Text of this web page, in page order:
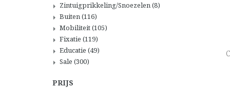
Zintuigprikkeling/Snoezelen(8)
Buiten(116)
Mobiliteit(105)
Fixatie (119)
Educatie (49)
Sale (300)
PRIJS